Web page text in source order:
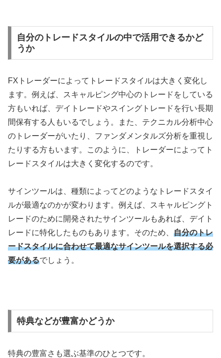
自分のトレードスタイルの中で活用できるかど
うか
FX トレーダーによってトレードスタイルは大きく変化し
ます。例えば、スキャルピング中心のトレードをしている
方もいれば、デイトレードやスイングトレードを行い長期
間保有する人もいるでしょう。また、テクニカル分析中心
のトレーダーがいたり、ファンダメンタルズ分析を重視し
たりする方もいます。このように、トレーダーによってト
レードスタイルは大きく変化するのです。
サインツールは、種類によってどのようなトレードスタイ
ルが最適なのかが変わります。例えば、スキャルピングト
レードのために開発されたサインツールもあれば、デイト
レードに特化したものもあります。そのため、 自分のトレ
ードスタイルに合わせて最適なサインツールを選択する必
要があるでしょう。
特典などが豊富かどうか
特典の豊富さも選ぶ基準のひとつです。